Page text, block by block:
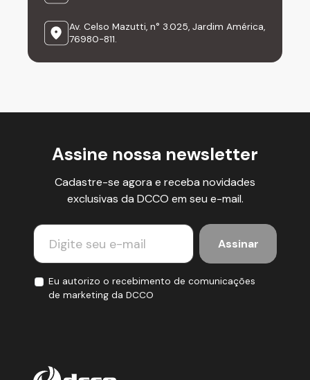
Av. Celso Mazutti, n° 3.025, Jardim América,
76980-811.
Assine nossa newsletter
Cadastre-se agora e receba novidades
exclusivas da DCCO em seu e-mail.
Eu autorizo o recebimento de comunicações
de marketing da DCCO